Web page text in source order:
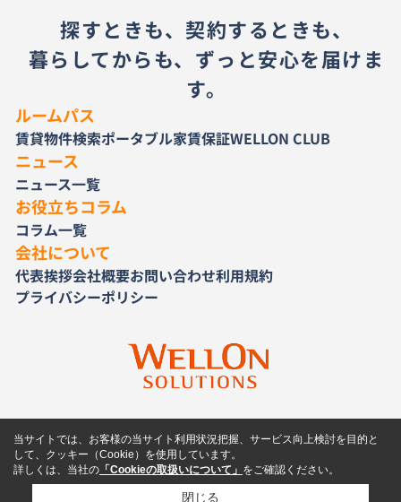
探すときも、契約するときも、
暮らしてからも、ずっと安心を届けま
す。
ルームパス
賃貸物件検索ポータブル家賃保証WELLON CLUB
ニュース
ニュース一覧
お役立ちコラム
コラム一覧
会社について
代表挨拶会社概要お問い合わせ利用規約
プライバシーポリシー
当サイトでは、お客様の当サイト利用状況把握、サービス向上検討を目的と
して、クッキー（Cookie）を使用しています。
詳しくは、当社の 「Cookieの取扱いについて」 をご確認ください。
閉じる